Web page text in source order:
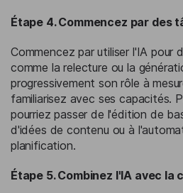
Étape 4. Commencez par des
Commencez par utiliser l'IA pour
comme la relecture ou la
progressivement son rôle à
familiarisez avec ses capacités.
pourriez passer de l'édition de
d'idées de contenu ou à
planification.
Étape 5. Combinez l'IA avec la